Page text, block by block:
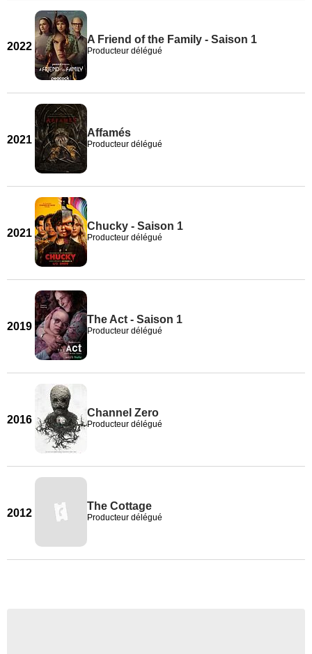
2022
A Friend of the Family - Saison 1
Producteur délégué
2021
Affamés
Producteur délégué
2021
Chucky - Saison 1
Producteur délégué
2019
The Act - Saison 1
Producteur délégué
2016
Channel Zero
Producteur délégué
2012
The Cottage
Producteur délégué